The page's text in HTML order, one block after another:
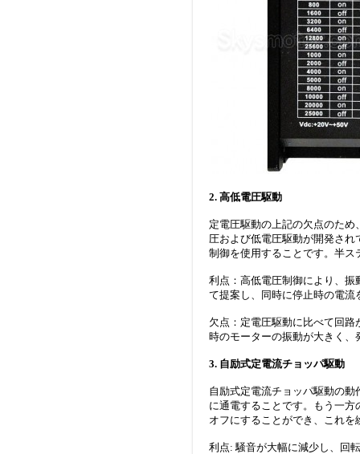
2. 高低電圧駆動
定電圧駆動の上記の欠点のた
圧および低電圧駆動が開発さ
制御を使用することです。半
利点：高低電圧制御により、
て提案し、同時に停止時の電
欠点：定電圧駆動に比べて回
時のモーターの振動が大きく
3. 自励式定電流チョッパ駆動
自励式定電流チョッパ駆動の
に通電することです。もう一
オフにすることができ、これ
利点: 騒音が大幅に減少し、回